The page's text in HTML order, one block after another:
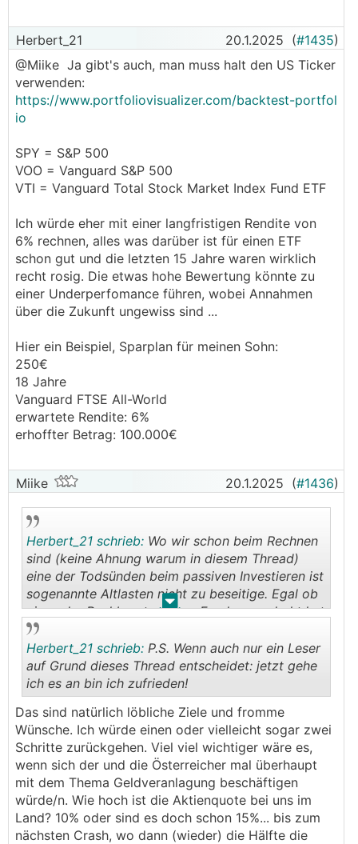
Herbert_21 20.1.2025 (#1435)
@­Miike Ja gibt's auch, man muss halt den US Ticker
verwenden:
https://www.portfoliovisualizer.com/backtest-portfol
io
SPY = S&P 500
VOO = Vanguard S&P 500
VTI = Vanguard Total Stock Market Index Fund ETF
Ich würde eher mit einer langfristigen Rendite von
6% rechnen, alles was darüber ist für einen ETF
schon gut und die letzten 15 Jahre waren wirklich
recht rosig. Die etwas hohe Bewertung könnte zu
einer Underperfomance führen, wobei Annahmen
über die Zukunft ungewiss sind ...
Hier ein Beispiel, Sparplan für meinen Sohn:
250€
18 Jahre
Vanguard FTSE All-World
erwartete Rendite: 6%
erhoffter Betrag: 100.000€
Miike 20.1.2025 (#1436)
. .
Herbert_21 schrieb: Wo wir schon beim Rechnen
sind (keine Ahnung warum in diesem Thread)
eine der Todsünden beim passiven Investieren ist
sogenannte Altlasten nicht zu beseitige. Egal ob
einen der Bankberater einen Fonds angedreht hat
oder man von der Mehrrendite des Dirk Müller
Premium Fonds überzeugt war, man sollte diese
Dinger entsorgen, und zwar nach einer
informierten Entscheidung.
..
Herbert_21 schrieb: P.S. Wenn auch nur ein Leser
auf Grund dieses Thread entscheidet: jetzt gehe
ich es an bin ich zufrieden!
Das sind natürlich löbliche Ziele und fromme
Wünsche. Ich würde einen oder vielleicht sogar zwei
Schritte zurückgehen. Viel viel wichtiger wäre es,
wenn sich der und die Österreicher mal überhaupt
mit dem Thema Geldveranlagung beschäftigen
würde/n. Wie hoch ist die Aktienquote bei uns im
Land? 10% oder sind es doch schon 15%... bis zum
nächsten Crash, wo dann (wieder) die Hälfte die